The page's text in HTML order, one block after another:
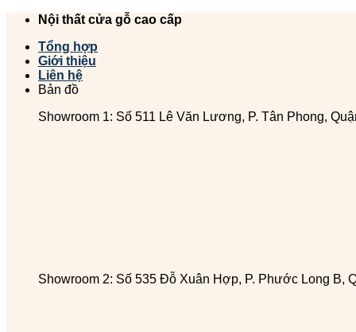
Chuyển
dung
Nội thất cửa gỗ cao cấp
Tổng hợp
Giới thiệu
Liên hệ
Bản đồ
Showroom 1: Số 511 Lê Văn Lương, P. Tân Phong,
Showroom 2: Số 535 Đỗ Xuân Hợp, P. Phước Long B,